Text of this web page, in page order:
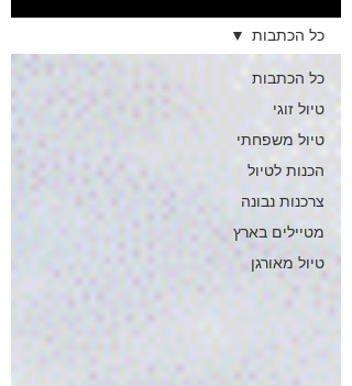
כל הכתבות
טיול זוגי
טיול משפחתי
הכנות לטיול
צרכנות נבונה
מטיילים בארץ
טיול מאורגן
כל הכתבות